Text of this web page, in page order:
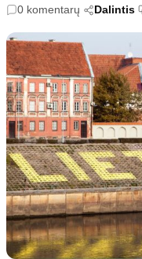
Karjera
Psichologinė sveikata
Tvari mada
Redakcija
Apie mus
Autoriai
Kontaktai
Redakcinė politika
0 komentarų
Dalintis